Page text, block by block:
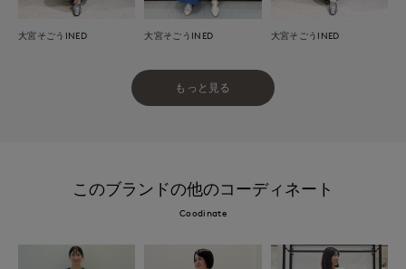
大宮そごうINED 大宮そごうINED 大宮そごうINED
もっと見る
このブランドの他のコーディネート
Coodinate